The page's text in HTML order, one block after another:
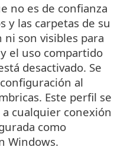
no es de confianza
y las carpetas de su
son visibles para
el uso compartido
desactivado. Se
al
Este perfil se
cualquier conexión
como
Windows.